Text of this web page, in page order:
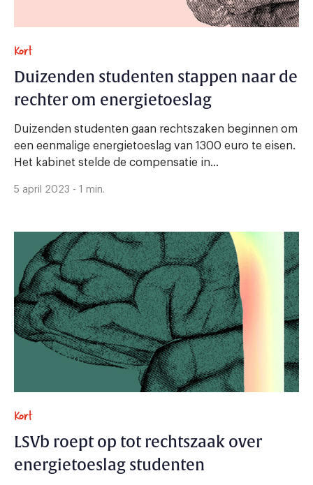
Kort
Duizenden studenten stappen naar de
rechter om energietoeslag
Duizenden studenten gaan rechtszaken beginnen om
een eenmalige energietoeslag van 1300 euro te eisen.
Het kabinet stelde de compensatie in...
5 april 2023 - 1 min.
Kort
LSVb roept op tot rechtszaak over
energietoeslag studenten